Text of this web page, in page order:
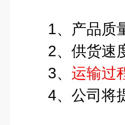
1、产品质
2、供货速
3、 运输过
4、公司将